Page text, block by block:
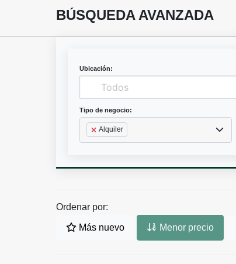
BÚSQUEDA AVANZADA
Ubicación:
Tipo de negocio:
Alquiler
Ordenar por:
Más nuevo Menor precio